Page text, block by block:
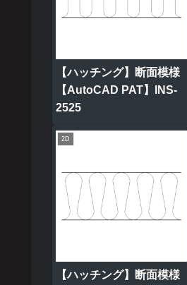
【ハッチング】断面模様
【AutoCAD PAT】INS-
2525
2D
【ハッチング】断面模様